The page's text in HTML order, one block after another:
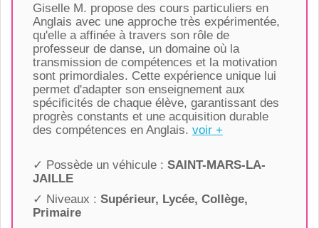
Giselle M. propose des cours particuliers en
Anglais avec une approche très expérimentée,
qu'elle a affinée à travers son rôle de
professeur de danse, un domaine où la
transmission de compétences et la motivation
sont primordiales. Cette expérience unique lui
permet d'adapter son enseignement aux
spécificités de chaque élève, garantissant des
progrès constants et une acquisition durable
des compétences en Anglais. voir +
✓ Possède un véhicule : SAINT-MARS-LA-
JAILLE
✓ Niveaux : Supérieur, Lycée, Collège,
Primaire